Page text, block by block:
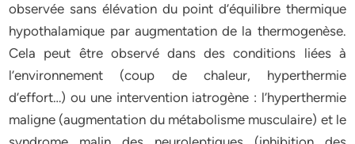
observée sans élévation du point d’équilibre thermique
hypothalamique par augmentation de la thermogenèse.
Cela peut être observé dans des conditions liées à
l’environnement (coup de chaleur, hyperthermie
d’effort…) ou une intervention iatrogène : l’hyperthermie
maligne (augmentation du métabolisme musculaire) et le